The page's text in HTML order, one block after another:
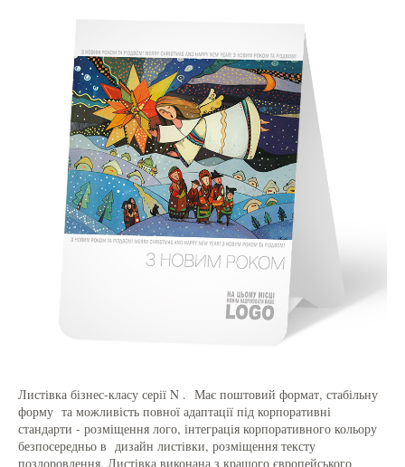
Листівка бізнес-класу серії N . Має поштовий формат, стабільну
форму та можливість повної адаптації під корпоративні
стандарти - розміщення лого, інтеграція корпоративного кольору
безпосередньо в дизайн листівки, розміщення тексту
поздоровлення. Листівка виконана з кращого європейського